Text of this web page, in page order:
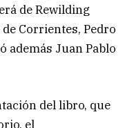
de Rewilding
Corrientes, Pedro
además Juan Pablo
del libro, que
el